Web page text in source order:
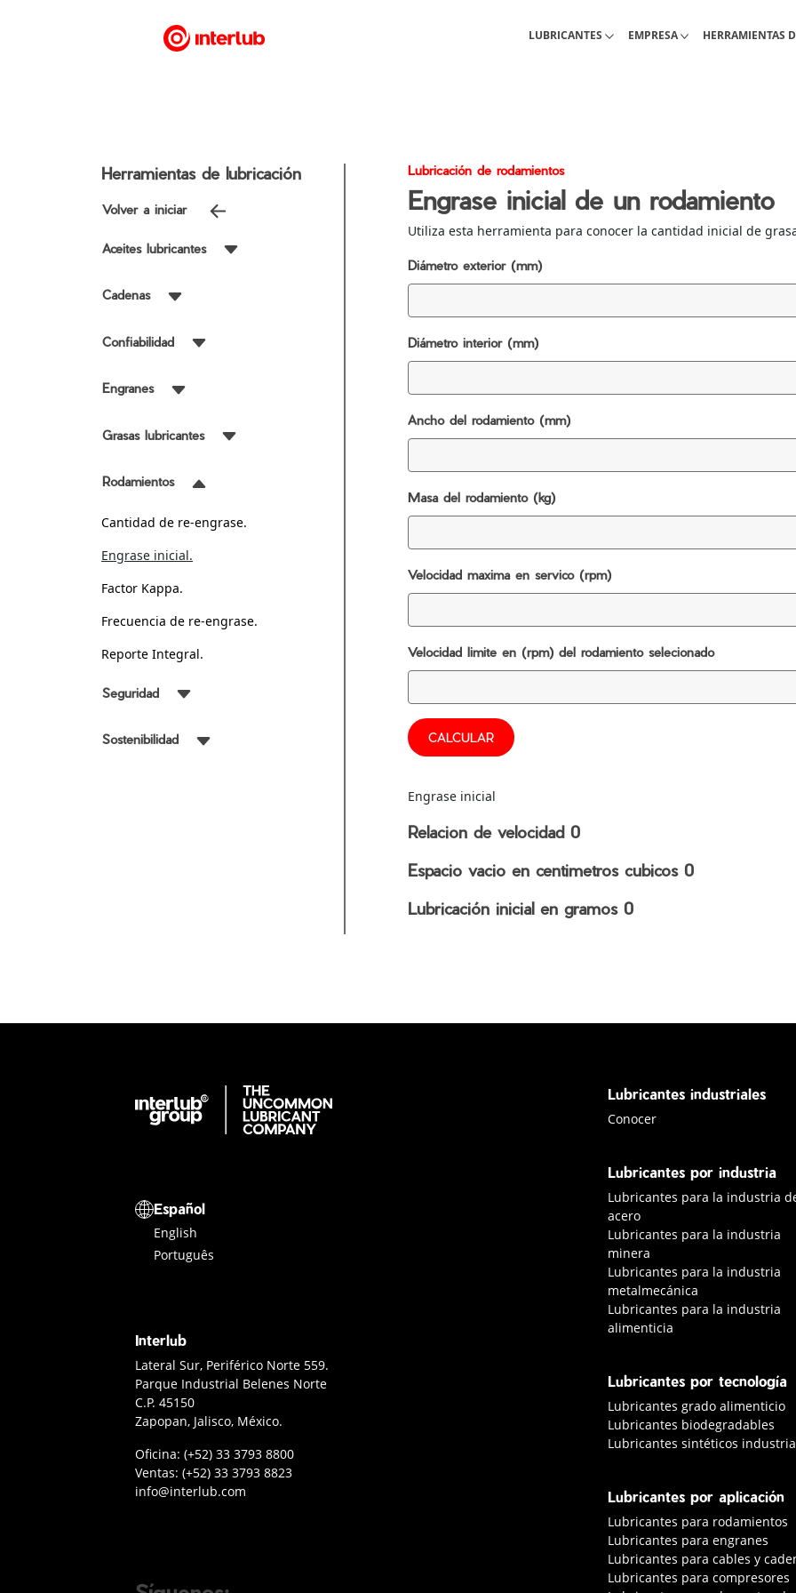
Lubricantes industriales
LUBRICANTES Acerca de Interlub
EMPRESA Pagina de
HERRAMIENTAS
Herramientas de lubricación
Volver a iniciar
Aceites lubricantes
Cadenas
Confiabilidad
Engranes
Grasas lubricantes
Rodamientos
Cantidad de re-engrase.
Engrase inicial.
Factor Kappa.
Frecuencia de re-engrase.
Reporte Integral.
Seguridad
Sostenibilidad
Lubricación de rodamientos
Engrase inicial de un rodamiento
Utiliza esta herramienta para conocer la cantidad inicial de
Diámetro exterior (mm)
Diámetro interior (mm)
Ancho del rodamiento (mm)
Masa del rodamiento (kg)
Velocidad maxima en servico (rpm)
Velocidad limite en (rpm) del rodamiento selecionado
CALCULAR
Engrase inicial
Relacion de velocidad 0
Espacio vacio en centimetros cubicos 0
Lubricación inicial en gramos 0
Interlub Group
Selector de idioma
Español
English
Português
Interlub
Contacto Interlub
Lateral Sur, Periférico Norte 559.
Parque Industrial Belenes Norte
C.P. 45150
Zapopan, Jalisco, México.
Oficina: Teléfono oficina Guadalajara
(+52) 33 3793 8800
Ventas: Teléfono ventas
(+52) 33 3793 8823
Enviar correo a Interlub
info@interlub.com
Lubricantes industriales
Conocer lubricantes industriales
Conocer
Lubricantes por industria
Lubricantes para la industria
acero
Lubricantes para la industria
minera
Lubricantes para la industria
metalmecánica
Lubricantes para la industria
alimenticia
Lubricantes por tecnología
Lubricantes grado alimenticio
Lubricantes biodegradables
Lubricantes sintéticos
Lubricantes por aplicación
Lubricantes para rodamientos
Lubricantes para engranes
Lubricantes para cables y
Lubricantes para compresores